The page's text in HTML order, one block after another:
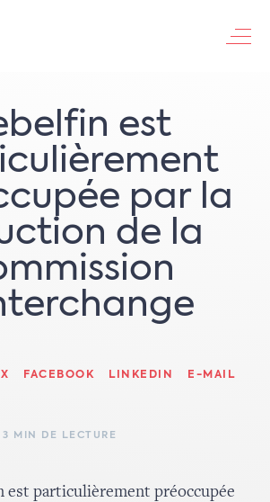
est
par la
de la
X FACEBOOK LINKEDIN E-MAIL
MIN DE LECTURE
est particulièrement préoccupée